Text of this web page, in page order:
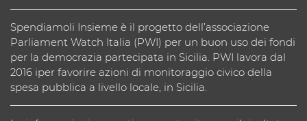
Spendiamoli Insieme è il progetto dell’associazione
Parliament Watch Italia (PWI) per un buon uso dei fondi
per la democrazia partecipata in Sicilia. PWI lavora dal
2016 iper favorire azioni di monitoraggio civico della
spesa pubblica a livello locale, in Sicilia.